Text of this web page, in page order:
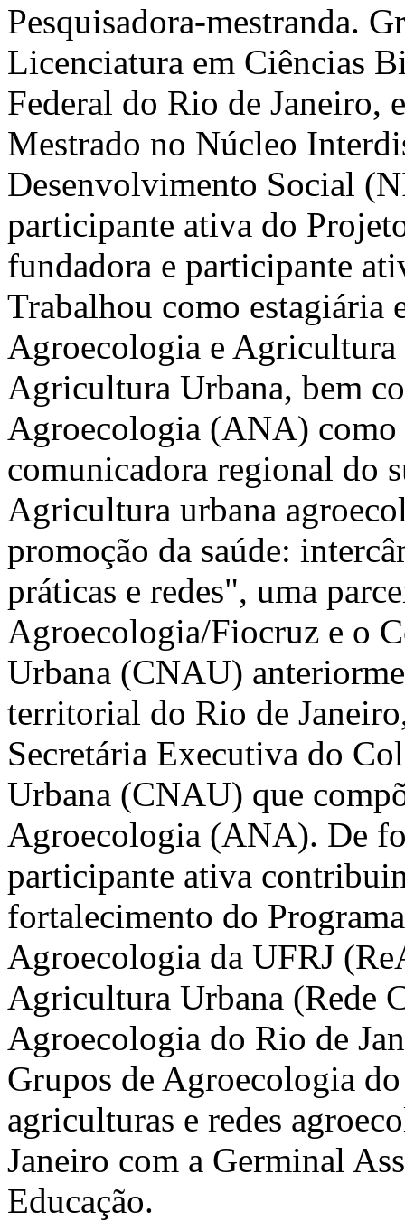
Pesquisadora-mestranda.
Licenciatura em Ciências
Federal do Rio de Janeiro,
Mestrado no Núcleo
Desenvolvimento Social
participante ativa do
fundadora e participante
Trabalhou como estagiária
Agroecologia e
Agricultura Urbana, bem
Agroecologia (ANA) como
comunicadora regional do
Agricultura urbana
promoção da saúde:
práticas e redes", uma
Agroecologia/Fiocruz e o
Urbana (CNAU)
territorial do Rio de
Secretária Executiva do
Urbana (CNAU) que
Agroecologia (ANA). De
participante ativa
fortalecimento do
Agroecologia da UFRJ
Agricultura Urbana (Rede
Agroecologia do Rio de
Grupos de Agroecologia
agriculturas e redes
Janeiro com a Germinal
Educação.